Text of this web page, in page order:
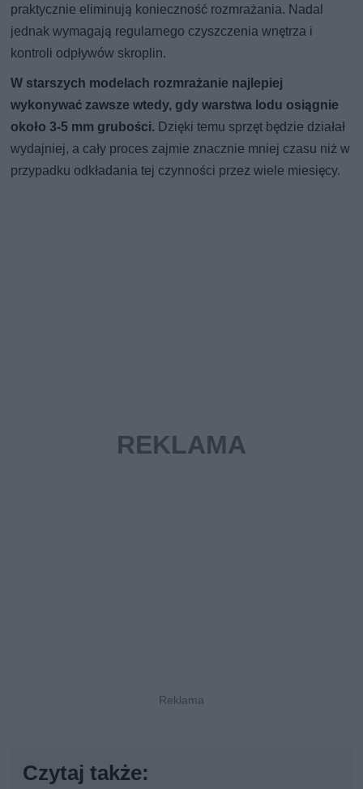
praktycznie eliminują konieczność rozmrażania. Nadal
jednak wymagają regularnego czyszczenia wnętrza i
kontroli odpływów skroplin.
W starszych modelach rozmrażanie najlepiej
wykonywać zawsze wtedy, gdy warstwa lodu osiągnie
około 3-5 mm grubości. Dzięki temu sprzęt będzie działał
wydajniej, a cały proces zajmie znacznie mniej czasu niż w
przypadku odkładania tej czynności przez wiele miesięcy.
Czytaj także: